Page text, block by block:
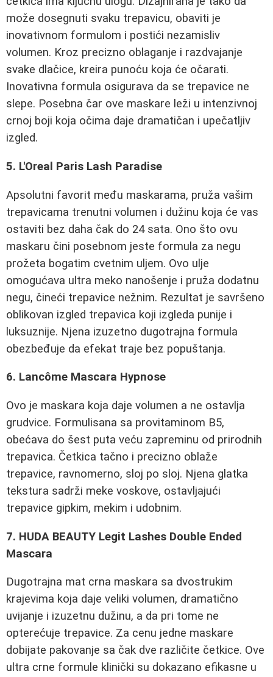
može dosegnuti svaku trepavicu, obaviti je
inovativnom formulom i postići nezamisliv
volumen. Kroz precizno oblaganje i razdvajanje
svake dlačice, kreira punoću koja će očarati.
Inovativna formula osigurava da se trepavice ne
slepe. Posebna čar ove maskare leži u intenzivnoj
crnoj boji koja očima daje dramatičan i upečatljiv
izgled.
5. L'Oreal Paris Lash Paradise
Apsolutni favorit među maskarama, pruža vašim
trepavicama trenutni volumen i dužinu koja će vas
ostaviti bez daha čak do 24 sata. Ono što ovu
maskaru čini posebnom jeste formula za negu
prožeta bogatim cvetnim uljem. Ovo ulje
omogućava ultra meko nanošenje i pruža dodatnu
negu, čineći trepavice nežnim. Rezultat je savršeno
oblikovan izgled trepavica koji izgleda punije i
luksuznije. Njena izuzetno dugotrajna formula
obezbeđuje da efekat traje bez popuštanja.
6. Lancôme Mascara Hypnose
Ovo je maskara koja daje volumen a ne ostavlja
grudvice. Formulisana sa provitaminom B5,
obećava do šest puta veću zapreminu od prirodnih
trepavica. Četkica tačno i precizno oblaže
trepavice, ravnomerno, sloj po sloj. Njena glatka
tekstura sadrži meke voskove, ostavljajući
trepavice gipkim, mekim i udobnim.
7. HUDA BEAUTY Legit Lashes Double Ended
Mascara
Dugotrajna mat crna maskara sa dvostrukim
krajevima koja daje veliki volumen, dramatično
uvijanje i izuzetnu dužinu, a da pri tome ne
opterećuje trepavice. Za cenu jedne maskare
dobijate pakovanje sa čak dve različite četkice. Ove
ultra crne formule klinički su dokazano efikasne u